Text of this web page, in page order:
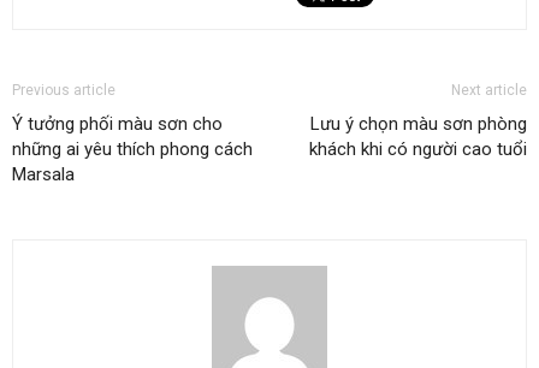
Previous article
Ý tưởng phối màu sơn cho
những ai yêu thích phong cách
Marsala
Next article
Lưu ý chọn màu sơn phòng
khách khi có người cao tuổi